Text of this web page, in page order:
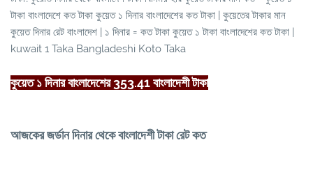
টাকা বাংলাদেশে কত টাকা কুয়েত ১ দিনার বাংলাদেশের কত টাকা | কুয়েতের টাকার মান
কুয়েত দিনার রেট বাংলাদেশ | ১ দিনার = কত টাকা কুয়েত ১ টাকা বাংলাদেশের কত টাকা |
kuwait 1 Taka Bangladeshi Koto Taka
কুয়েত ১ দিনার বাংলাদেশের 353.41 বাংলাদেশী টাকা
আজকের জর্ডান দিনার থেকে বাংলাদেশী টাকা রেট কত